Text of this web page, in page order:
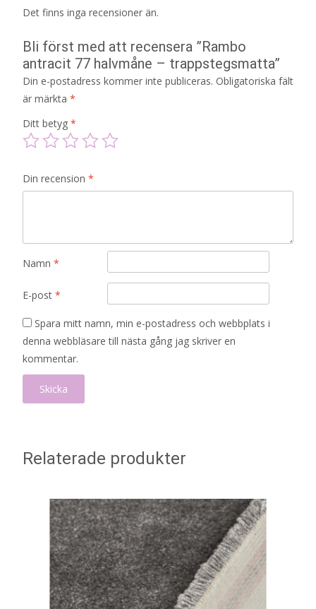
Det finns inga recensioner än.
Bli först med att recensera ”Rambo
antracit 77 halvmåne – trappstegsmatta”
Din e-postadress kommer inte publiceras. Obligatoriska fält
är märkta *
Ditt betyg *
Din recension *
Namn *
E-post *
Spara mitt namn, min e-postadress och webbplats i
denna webbläsare till nästa gång jag skriver en
kommentar.
Relaterade produkter